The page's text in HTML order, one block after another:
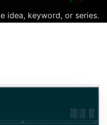
idea, keyword, or series.